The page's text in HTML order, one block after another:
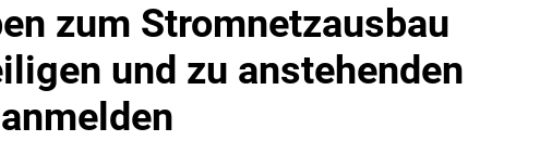
zum Stromnetzausbau
und zu anstehenden